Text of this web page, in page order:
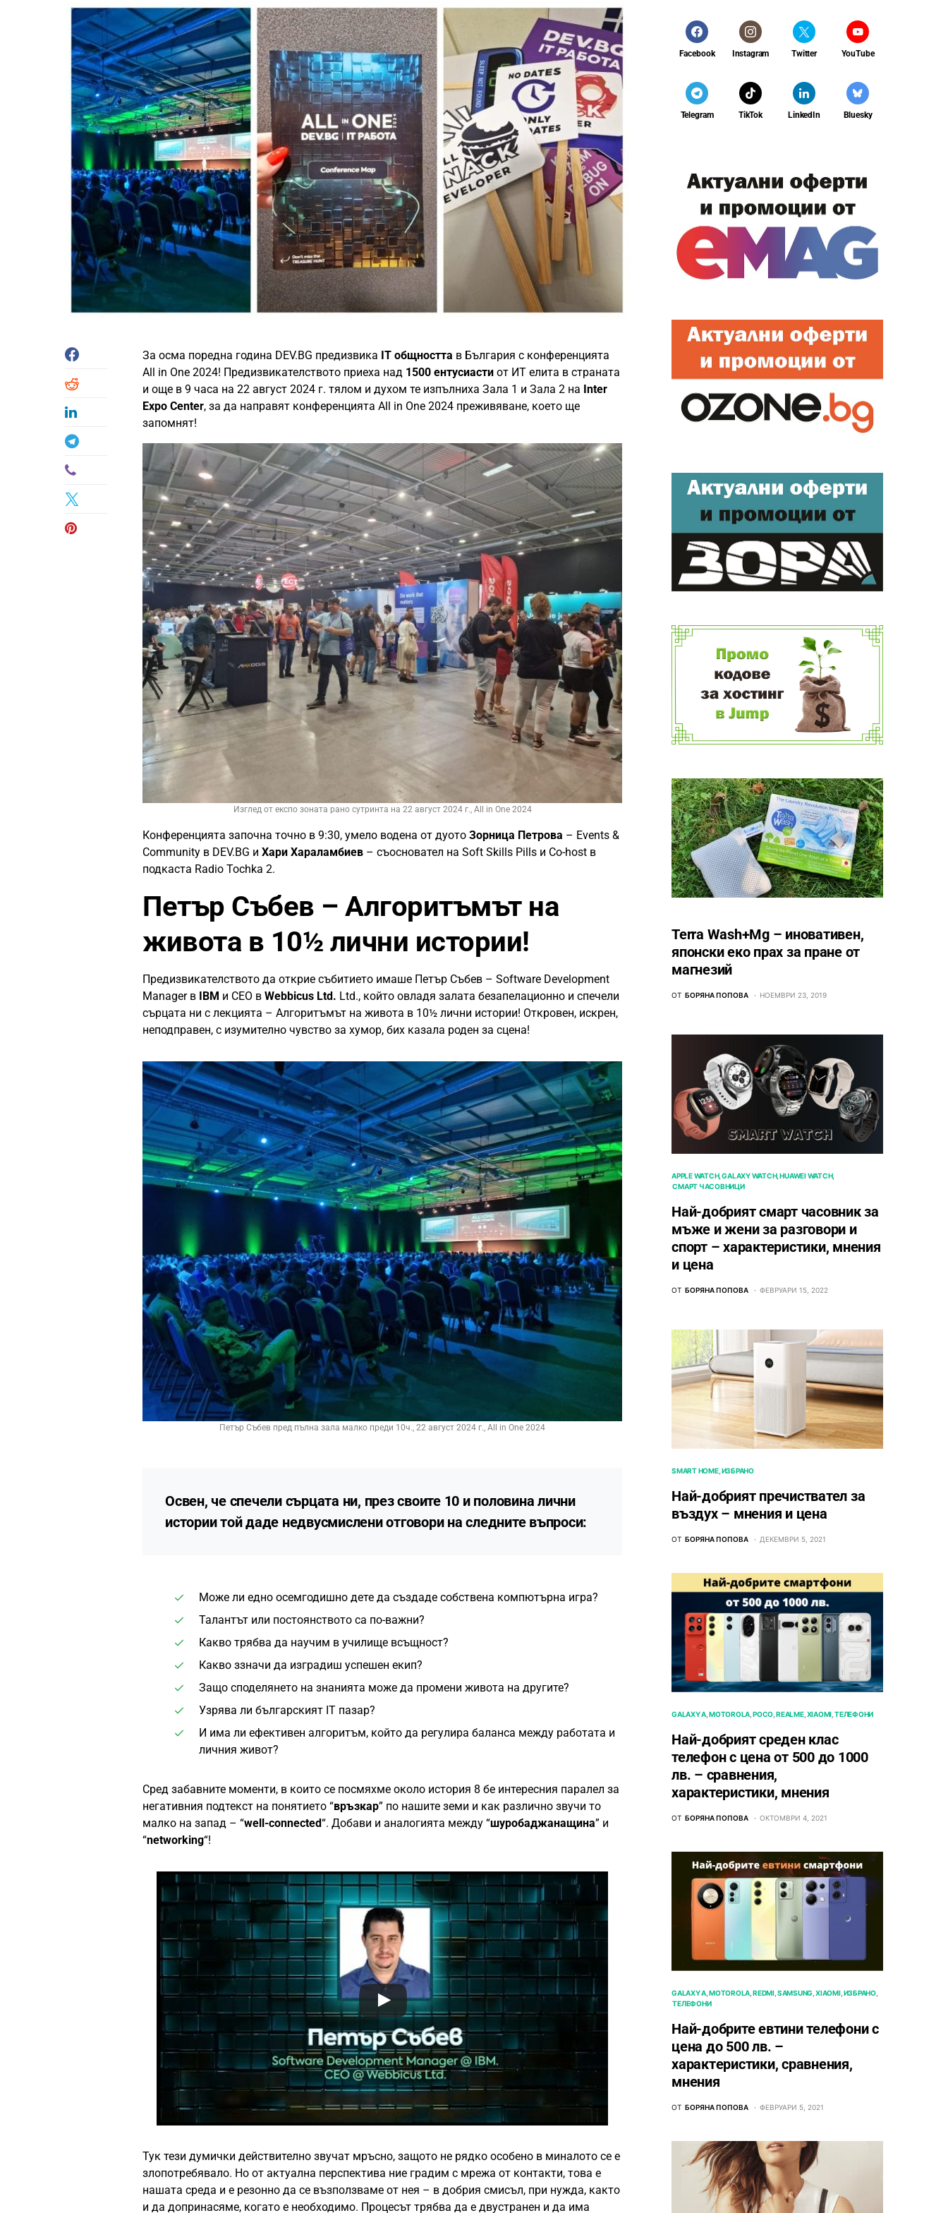
За осма поредна година DEV.BG предизвика IT общността в България с конференцията
All in One 2024! Предизвикателството приеха над 1500 ентусиасти от ИТ елита в страната
и още в 9 часа на 22 август 2024 г. тялом и духом те изпълниха Зала 1 и Зала 2 на Inter
Expo Center, за да направят конференцията All in One 2024 преживяване, което ще
запомнят!
Изглед от експо зоната рано сутринта на 22 август 2024 г., All in One 2024
Конференцията започна точно в 9:30, умело водена от дуото Зорница Петрова – Events &
Community в DEV.BG и Хари Хараламбиев – съосновател на Soft Skills Pills и Co-host в
подкаста Radio Tochka 2.
Петър Събев – Алгоритъмът на
живота в 10½ лични истории!
Предизвикателството да открие събитието имаше Петър Събев – Software Development
Manager в IBM и CEO в Webbicus Ltd. Ltd., който овладя залата безапелационно и спечели
сърцата ни с лекцията – Алгоритъмът на живота в 10½ лични истории! Откровен, искрен,
неподправен, с изумително чувство за хумор, бих казала роден за сцена!
Петър Събев пред пълна зала малко преди 10ч., 22 август 2024 г., All in One 2024
Освен, че спечели сърцата ни, през своите 10 и половина лични
истории той даде недвусмислени отговори на следните въпроси:
Може ли едно осемгодишно дете да създаде собствена компютърна игра?
Талантът или постоянството са по-важни?
Какво трябва да научим в училище всъщност?
Какво ззначи да изградиш успешен екип?
Защо споделянето на знанията може да промени живота на другите?
Узрява ли българският IT пазар?
И има ли ефективен алгоритъм, който да регулира баланса между работата и
личния живот?
Сред забавните моменти, в които се посмяхме около история 8 бе интересния паралел за
негативния подтекст на понятието “връзкар” по нашите земи и как различно звучи то
малко на запад – “well-connected“. Добави и аналогията между “шуробаджанащина” и
“networking“!
Тук тези думички действително звучат мръсно, защото не рядко особено в миналото се е
злопотребявало. Но от актуална перспектива ние градим с мрежа от контакти, това е
нашата среда и е резонно да се възползваме от нея – в добрия смисъл, при нужда, както
и да допринасяме, когато е необходимо. Процесът трябва да е двустранен и да има
Facebook Instagram Twitter YouTube
Telegram TikTok LinkedIn Bluesky
Terra Wash+Mg – иновативен,
японски еко прах за пране от
магнезий
ОТ БОРЯНА ПОПОВА НОЕМВРИ 23, 2019
APPLE WATCH GALAXY WATCH HUAWEI WATCH
СМАРТ ЧАСОВНИЦИ
Най-добрият смарт часовник за
мъже и жени за разговори и
спорт – характеристики, мнения
и цена
ОТ БОРЯНА ПОПОВА ФЕВРУАРИ 15, 2022
SMART HOME ИЗБРАНО
Най-добрият пречиствател за
въздух – мнения и цена
ОТ БОРЯНА ПОПОВА ДЕКЕМВРИ 5, 2021
GALAXY A MOTOROLA POCO REALME XIAOMI ТЕЛЕФОНИ
Най-добрият среден клас
телефон с цена от 500 до 1000
лв. – сравнения,
характеристики, мнения
ОТ БОРЯНА ПОПОВА ОКТОМВРИ 4, 2021
GALAXY A MOTOROLA REDMI SAMSUNG XIAOMI ИЗБРАНО
ТЕЛЕФОНИ
Най-добрите евтини телефони с
ценa до 500 лв. –
характeристики, сравнения,
мнения
ОТ БОРЯНА ПОПОВА ФЕВРУАРИ 5, 2021